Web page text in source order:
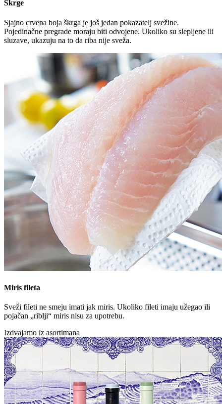
Škrge
Sjajno crvena boja škrga je još jedan pokazatelj svežine.
Pojedinačne pregrade moraju biti odvojene. Ukoliko su slepljene ili
sluzave, ukazuju na to da riba nije sveža.
Miris fileta
Sveži fileti ne smeju imati jak miris. Ukoliko fileti imaju užegao ili
pojačan „riblji“ miris nisu za upotrebu.
Izdvajamo iz asortimana